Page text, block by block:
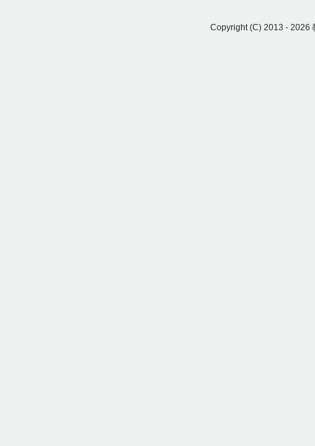
Copyright (C) 2013 - 2026